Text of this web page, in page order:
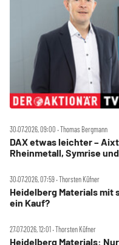
30.07.2026, 09:00 ‧ Thomas Bergmann
DAX etwas leichter –
Rheinmetall, Symrise
30.07.2026, 07:59 ‧ Thorsten Küfner
Heidelberg Materials
ein Kauf?
27.07.2026, 12:01 ‧ Thorsten Küfner
Heidelberg Materials: